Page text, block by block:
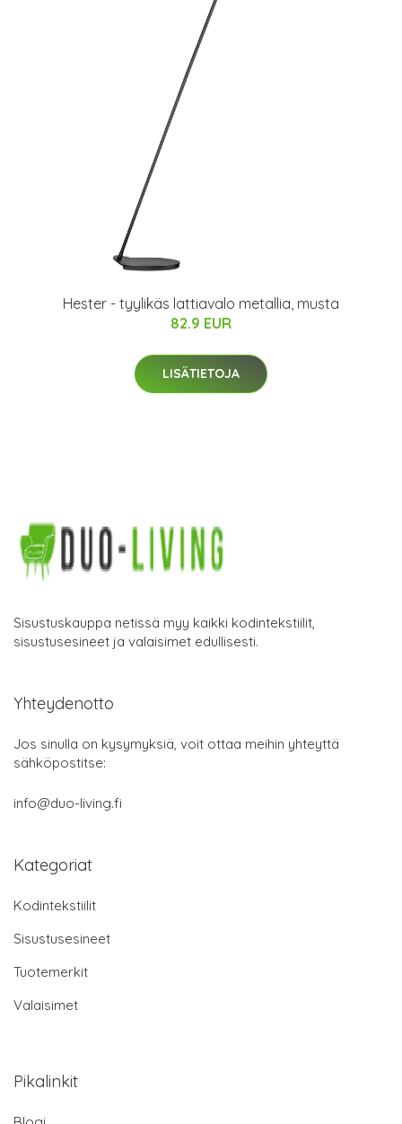
Hester - tyylikäs lattiavalo metallia, musta
82.9 EUR
LISÄTIETOJA
Sisustuskauppa netissä myy kaikki kodintekstiilit,
sisustusesineet ja valaisimet edullisesti.
Yhteydenotto
Jos sinulla on kysymyksiä, voit ottaa meihin yhteyttä
sähköpostitse:
info@duo-living.fi
Kategoriat
Kodintekstiilit
Sisustusesineet
Tuotemerkit
Valaisimet
Pikalinkit